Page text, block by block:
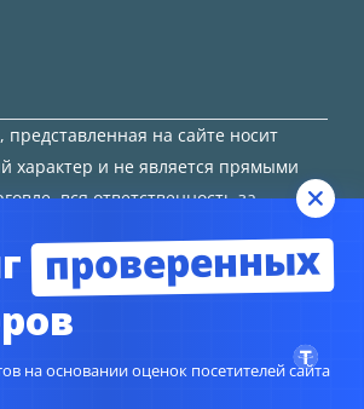
на сайте носит
характер и не является прямыми
вся ответственность за
проверенных
на основании оценок посетителей сайта